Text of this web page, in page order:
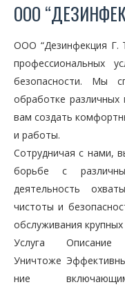
ООО
ООО “Дезинфекция Г.
профессиональных
безопасности. Мы
обработке
вам создать
и работы.
Сотрудничая с нами,
борьбе с
деятельность
чистоты и
обслуживания
Услуга
Описание
Уничтоже
ние